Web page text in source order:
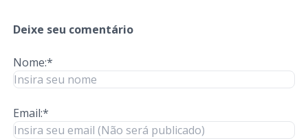
Deixe seu comentário
Nome:*
Email:*